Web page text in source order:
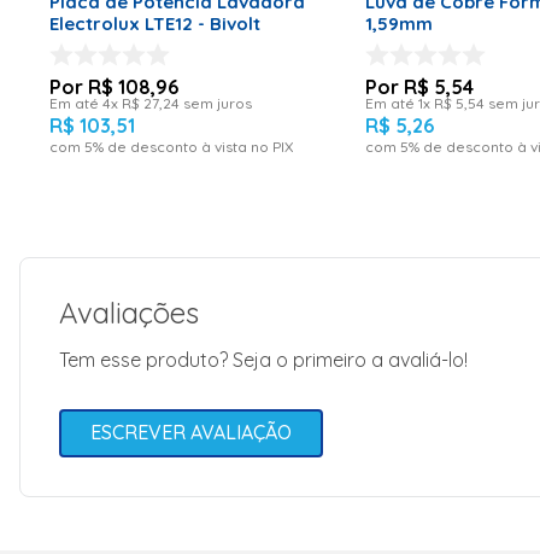
Electrolux LTE12 - Bivolt
R$ 108,96
Em até4x R$ 27 24 sem juros
R$ 103,51
com 5% de desconto à vista no PIX
1,59mm
R$ 5,54
Em até1x R$ 5 54 sem
R$ 5,26
com 5% de desconto à
Avaliações
Tem esse produto? Seja o primeiro a avaliá-lo!
ESCREVER AVALIAÇÃO